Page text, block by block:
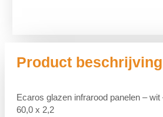
Product beschrijving
Ecaros glazen infrarood panelen –
60,0 x 2,2